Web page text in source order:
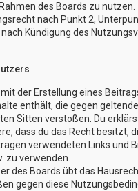
des Boards zu nutzen.
nach Punkt 2,
Kündigung des
der Erstellung eines
enthält, die gegen
Sitten verstoßen. Du
dass du das Recht besitzt,
verwendeten Links und
zu verwenden.
des Boards übt das
gegen diese